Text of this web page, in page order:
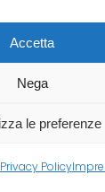
Accetta
Nega
le preferenze
Privacy Policy
SRL
TOUR